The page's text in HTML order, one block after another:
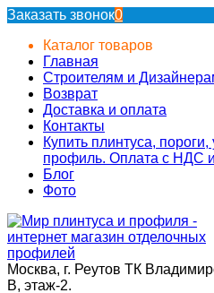
Заказать звонок0
Каталог товаров
Главная
Строителям и
Возврат
Доставка и оплата
Контакты
Купить плинтуса,
профиль. Оплата с НДС
Блог
Фото
Москва, г. Реутов ТК
В, этаж-2.